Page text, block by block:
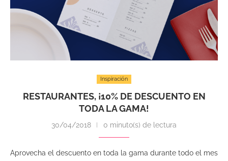
Inspiración
RESTAURANTES, ¡10% DE DESCUENTO EN
TODA LA GAMA!
30/04/2018 0 minuto(s) de lectura
Aprovecha el descuento en toda la gama durante todo el mes